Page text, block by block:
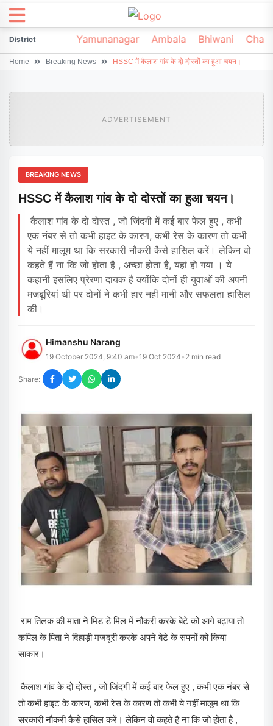
DistrictSonipat Yamunanagar Ambala Bhiwani
Home Breaking News HSSC में कैलाश गांव के दो दोस्तों का हुआ चयन।
ADVERTISEMENT
BREAKING NEWS
HSSC में कैलाश गांव के दो दोस्तों का हुआ चयन।
कैलाश गांव के दो दोस्त , जो जिंदगी में कई बार फेल हुए , कभी
एक नंबर से तो कभी हाइट के कारण, कभी रेस के कारण तो कभी
ये नहीं मालूम था कि सरकारी नौकरी कैसे हासिल करें। लेकिन वो
कहते हैं ना कि जो होता है , अच्छा होता है, यहां हो गया । ये
कहानी इसलिए प्रेरणा दायक है क्योंकि दोनों ही युवाओं की अपनी
मजबूरियां थी पर दोनों ने कभी हार नहीं मानी और सफलता हासिल
की।
Himanshu Narang
19 October 2024, 9:40 am•19 Oct 2024• 2 min read
Share:
राम तिलक की माता ने मिड डे मिल में नौकरी करके बेटे को आगे बढ़ाया तो
कपिल के पिता ने दिहाड़ी मजदूरी करके अपने बेटे के सपनों को किया
साकार।
कैलाश गांव के दो दोस्त , जो जिंदगी में कई बार फेल हुए , कभी एक नंबर से
तो कभी हाइट के कारण, कभी रेस के कारण तो कभी ये नहीं मालूम था कि
सरकारी नौकरी कैसे हासिल करें। लेकिन वो कहते हैं ना कि जो होता है ,